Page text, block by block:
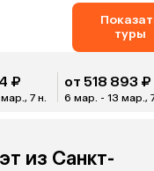
туры
₽
7 н.
от 518 893 ₽
6 мар. - 13 мар., 7
из Санкт-